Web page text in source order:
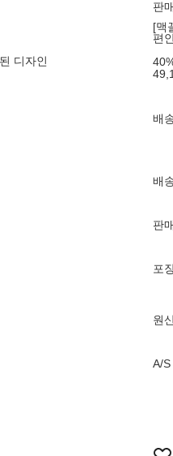
디자인
판
[맥
편
40
배
배
판
포
원
A/S